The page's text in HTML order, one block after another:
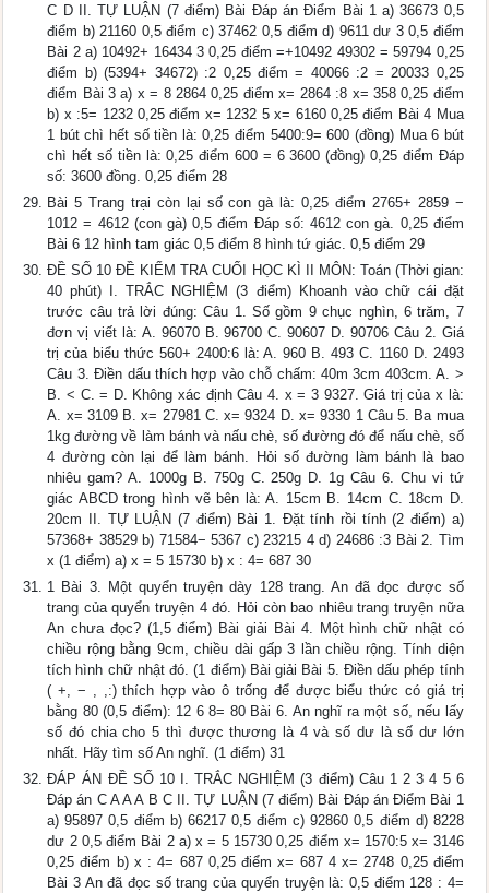
C D II. TỰ LUẬN (7 điểm) Bài Đáp án Điểm Bài 1 a) 36673 0,5
điểm b) 21160 0,5 điểm c) 37462 0,5 điểm d) 9611 dư 3 0,5 điểm
Bài 2 a) 10492+ 16434 3 0,25 điểm =+10492 49302 = 59794 0,25
điểm b) (5394+ 34672) :2 0,25 điểm = 40066 :2 = 20033 0,25
điểm Bài 3 a) x = 8 2864 0,25 điểm x= 2864 :8 x= 358 0,25 điểm
b) x :5= 1232 0,25 điểm x= 1232 5 x= 6160 0,25 điểm Bài 4 Mua
1 bút chì hết số tiền là: 0,25 điểm 5400:9= 600 (đồng) Mua 6 bút
chì hết số tiền là: 0,25 điểm 600 = 6 3600 (đồng) 0,25 điểm Đáp
số: 3600 đồng. 0,25 điểm 28
Bài 5 Trang trại còn lại số con gà là: 0,25 điểm 2765+ 2859 −
1012 = 4612 (con gà) 0,5 điểm Đáp số: 4612 con gà. 0,25 điểm
Bài 6 12 hình tam giác 0,5 điểm 8 hình tứ giác. 0,5 điểm 29
ĐỀ SỐ 10 ĐỀ KIỂM TRA CUỐI HỌC KÌ II MÔN: Toán (Thời gian:
40 phút) I. TRẮC NGHIỆM (3 điểm) Khoanh vào chữ cái đặt
trước câu trả lời đúng: Câu 1. Số gồm 9 chục nghìn, 6 trăm, 7
đơn vị viết là: A. 96070 B. 96700 C. 90607 D. 90706 Câu 2. Giá
trị của biểu thức 560+ 2400:6 là: A. 960 B. 493 C. 1160 D. 2493
Câu 3. Điền dấu thích hợp vào chỗ chấm: 40m 3cm 403cm. A. >
B. < C. = D. Không xác định Câu 4. x = 3 9327. Giá trị của x là:
A. x= 3109 B. x= 27981 C. x= 9324 D. x= 9330 1 Câu 5. Ba mua
1kg đường về làm bánh và nấu chè, số đường đó để nấu chè, số
4 đường còn lại để làm bánh. Hỏi số đường làm bánh là bao
nhiêu gam? A. 1000g B. 750g C. 250g D. 1g Câu 6. Chu vi tứ
giác ABCD trong hình vẽ bên là: A. 15cm B. 14cm C. 18cm D.
20cm II. TỰ LUẬN (7 điểm) Bài 1. Đặt tính rồi tính (2 điểm) a)
57368+ 38529 b) 71584− 5367 c) 23215 4 d) 24686 :3 Bài 2. Tìm
x (1 điểm) a) x = 5 15730 b) x : 4= 687 30
1 Bài 3. Một quyển truyện dày 128 trang. An đã đọc được số
trang của quyển truyện 4 đó. Hỏi còn bao nhiêu trang truyện nữa
An chưa đọc? (1,5 điểm) Bài giải Bài 4. Một hình chữ nhật có
chiều rộng bằng 9cm, chiều dài gấp 3 lần chiều rộng. Tính diện
tích hình chữ nhật đó. (1 điểm) Bài giải Bài 5. Điền dấu phép tính
( +, − , ,:) thích hợp vào ô trống để được biểu thức có giá trị
bằng 80 (0,5 điểm): 12 6 8= 80 Bài 6. An nghĩ ra một số, nếu lấy
số đó chia cho 5 thì được thương là 4 và số dư là số dư lớn
nhất. Hãy tìm số An nghĩ. (1 điểm) 31
ĐÁP ÁN ĐỀ SỐ 10 I. TRẮC NGHIỆM (3 điểm) Câu 1 2 3 4 5 6
Đáp án C A A A B C II. TỰ LUẬN (7 điểm) Bài Đáp án Điểm Bài 1
a) 95897 0,5 điểm b) 66217 0,5 điểm c) 92860 0,5 điểm d) 8228
dư 2 0,5 điểm Bài 2 a) x = 5 15730 0,25 điểm x= 1570:5 x= 3146
0,25 điểm b) x : 4= 687 0,25 điểm x= 687 4 x= 2748 0,25 điểm
Bài 3 An đã đọc số trang của quyển truyện là: 0,5 điểm 128 : 4=